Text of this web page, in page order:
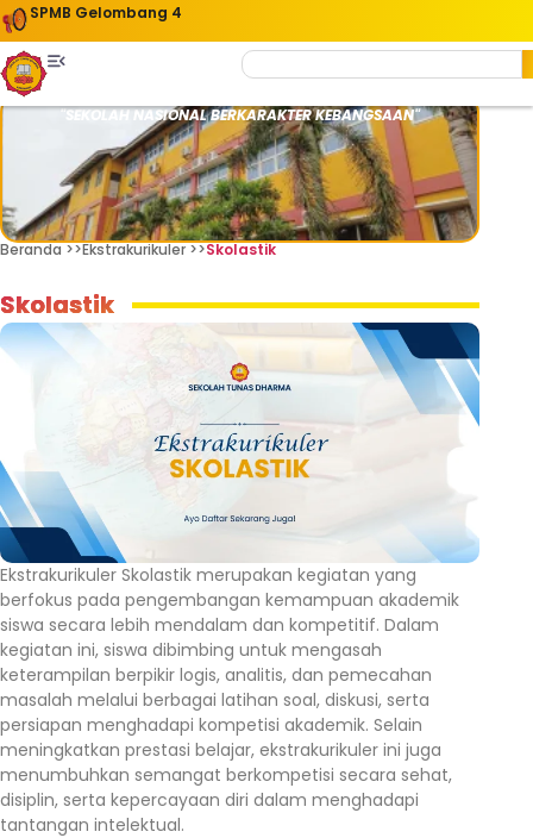
SPMB Gelombang 4
"SEKOLAH NASIONAL BERKARAKTER KEBANGSAAN"
Beranda >>Ekstrakurikuler >>Skolastik
Skolastik
Ekstrakurikuler Skolastik merupakan kegiatan yang
berfokus pada pengembangan kemampuan akademik
siswa secara lebih mendalam dan kompetitif. Dalam
kegiatan ini, siswa dibimbing untuk mengasah
keterampilan berpikir logis, analitis, dan pemecahan
masalah melalui berbagai latihan soal, diskusi, serta
persiapan menghadapi kompetisi akademik. Selain
meningkatkan prestasi belajar, ekstrakurikuler ini juga
menumbuhkan semangat berkompetisi secara sehat,
disiplin, serta kepercayaan diri dalam menghadapi
tantangan intelektual.